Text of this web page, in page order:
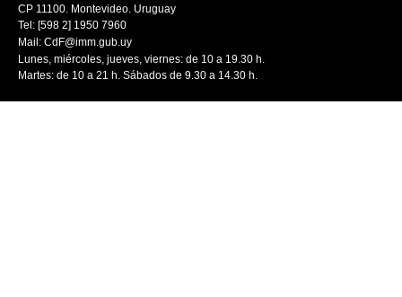
CP 11100. Montevideo. Uruguay
Tel: [598 2] 1950 7960
Mail: CdF@imm.gub.uy
Lunes, miércoles, jueves, viernes: de 10 a 19.30 h.
Martes: de 10 a 21 h. Sábados de 9.30 a 14.30 h.